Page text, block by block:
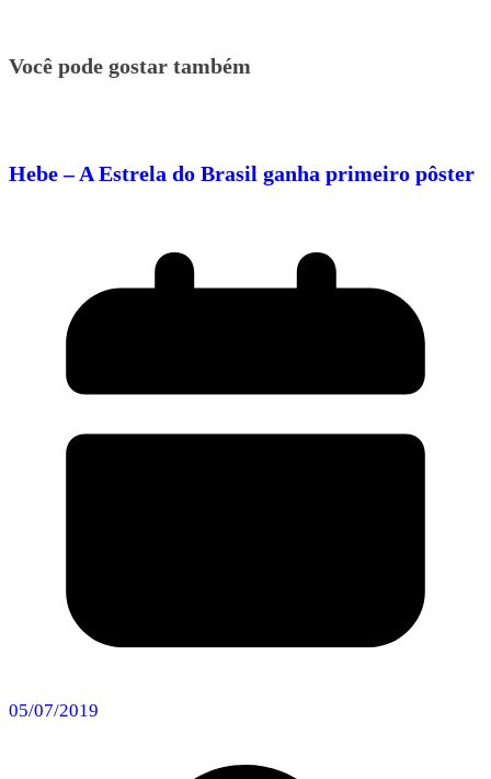
Você pode gostar também
Hebe – A Estrela do Brasil ganha primeiro pôster
05/07/2019